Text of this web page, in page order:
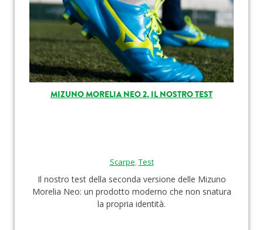
MIZUNO MORELIA NEO 2, IL NOSTRO TEST
Scarpe,Test
Il nostro test della seconda versione delle Mizuno
Morelia Neo: un prodotto moderno che non snatura
la propria identità.